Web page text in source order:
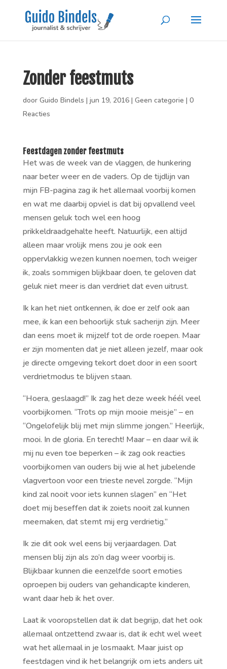
Zonder feestmuts
door Guido Bindels | jun 19, 2016| Geen categorie | 0
Reacties
Feestdagen zonder feestmuts
Het was de week van de vlaggen, de hunkering
naar beter weer en de vaders. Op de tijdlijn van
mijn FB-pagina zag ik het allemaal voorbij komen
en wat me daarbij opviel is dat bij opvallend veel
mensen geluk toch wel een hoog
prikkeldraadgehalte heeft. Natuurlijk, een altijd
alleen maar vrolijk mens zou je ook een
oppervlakkig wezen kunnen noemen, toch weiger
ik, zoals sommigen blijkbaar doen, te geloven dat
geluk niet meer is dan verdriet dat even uitrust.
Ik kan het niet ontkennen, ik doe er zelf ook aan
mee, ik kan een behoorlijk stuk sacherijn zijn. Meer
dan eens moet ik mijzelf tot de orde roepen. Maar
er zijn momenten dat je niet alleen jezelf, maar ook
je directe omgeving tekort doet door in een soort
verdrietmodus te blijven staan.
“Hoera, geslaagd!” Ik zag het deze week héél veel
voorbijkomen. “Trots op mijn mooie meisje” – en
“Ongelofelijk blij met mijn slimme jongen.” Heerlijk,
mooi. In de gloria. En terecht! Maar – en daar wil ik
mij nu even toe beperken – ik zag ook reacties
voorbijkomen van ouders bij wie al het jubelende
vlagvertoon voor een trieste nevel zorgde. “Mijn
kind zal nooit voor iets kunnen slagen” en “Het
doet mij beseffen dat ik zoiets nooit zal kunnen
meemaken, dat stemt mij erg verdrietig.”
Ik zie dit ook wel eens bij verjaardagen. Dat
mensen blij zijn als zo’n dag weer voorbij is.
Blijkbaar kunnen die eenzelfde soort emoties
oproepen bij ouders van gehandicapte kinderen,
want daar heb ik het over.
Laat ik vooropstellen dat ik dat begrijp, dat het ook
allemaal ontzettend zwaar is, dat ik echt wel weet
wat het allemaal in je losmaakt. Maar juist op
feestdagen vind ik het belangrijk om iets anders uit